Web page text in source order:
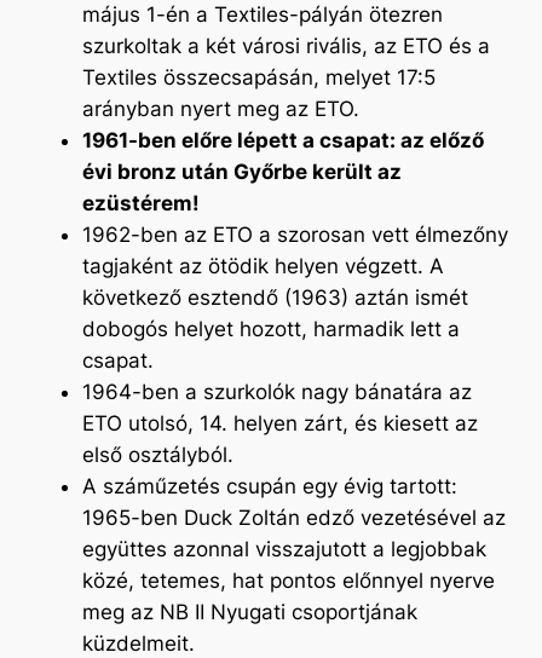
május 1-én a Textiles-pályán ötezren
szurkoltak a két városi rivális, az ETO és a
Textiles összecsapásán, melyet 17:5
arányban nyert meg az ETO.
1961-ben előre lépett a csapat: az előző
évi bronz után Győrbe került az
ezüstérem!
1962-ben az ETO a szorosan vett élmezőny
tagjaként az ötödik helyen végzett. A
következő esztendő (1963) aztán ismét
dobogós helyet hozott, harmadik lett a
csapat.
1964-ben a szurkolók nagy bánatára az
ETO utolsó, 14. helyen zárt, és kiesett az
első osztályból.
A száműzetés csupán egy évig tartott:
1965-ben Duck Zoltán edző vezetésével az
együttes azonnal visszajutott a legjobbak
közé, tetemes, hat pontos előnnyel nyerve
meg az NB II Nyugati csoportjának
küzdelmeit.